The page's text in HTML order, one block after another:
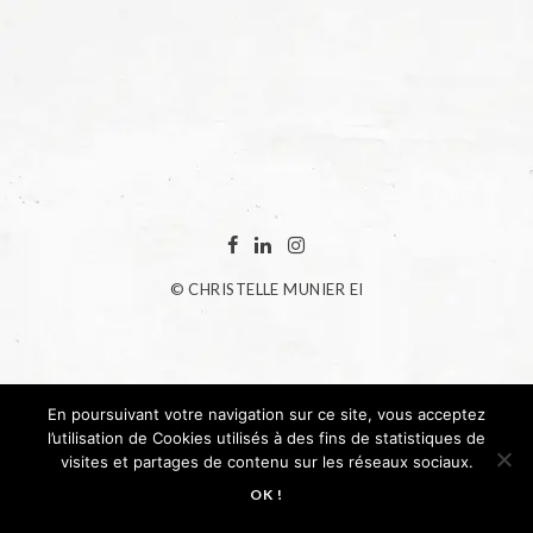
© CHRISTELLE MUNIER EI
En poursuivant votre navigation sur ce site, vous acceptez
l’utilisation de Cookies utilisés à des fins de statistiques de
visites et partages de contenu sur les réseaux sociaux.
OK !